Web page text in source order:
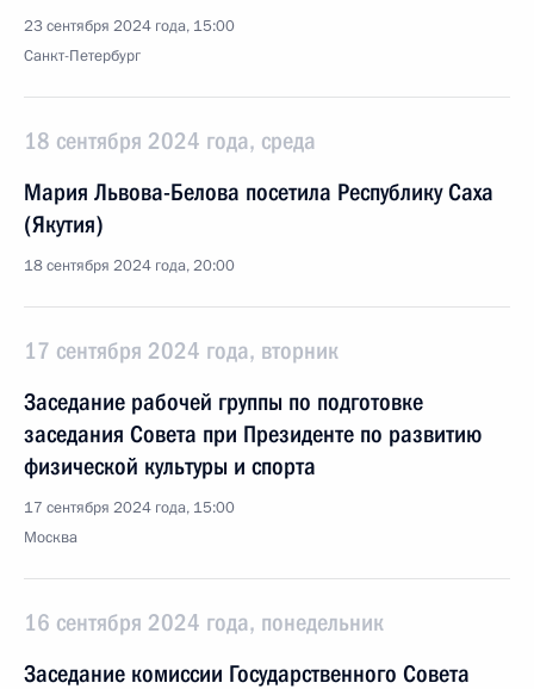
23 сентября 2024 года, 15:00
Санкт-Петербург
18 сентября 2024 года, среда
Мария Львова-Белова посетила Республику Саха
(Якутия)
18 сентября 2024 года, 20:00
17 сентября 2024 года, вторник
Заседание рабочей группы по подготовке
заседания Совета при Президенте по развитию
физической культуры и спорта
17 сентября 2024 года, 15:00
Москва
16 сентября 2024 года, понедельник
Заседание комиссии Государственного Совета